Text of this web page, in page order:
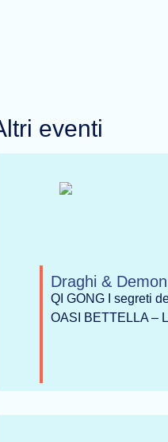
eventi
Draghi &
QI GONG I segreti
OASI BETTELLA –